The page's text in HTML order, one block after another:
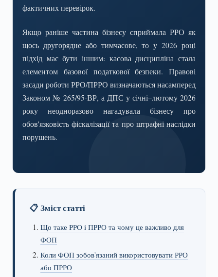
фактичних перевірок.
Якщо раніше частина бізнесу сприймала РРО як
щось другорядне або тимчасове, то у 2026 році
підхід має бути іншим: касова дисципліна стала
елементом базової податкової безпеки. Правові
засади роботи РРО/ПРРО визначаються насамперед
Законом № 265/95-ВР, а ДПС у січні–лютому 2026
року неодноразово нагадувала бізнесу про
обов'язковість фіскалізації та про штрафні наслідки
порушень.
📋 Зміст статті
Що таке РРО і ПРРО та чому це важливо для
ФОП
Коли ФОП зобов'язаний використовувати РРО
або ПРРО